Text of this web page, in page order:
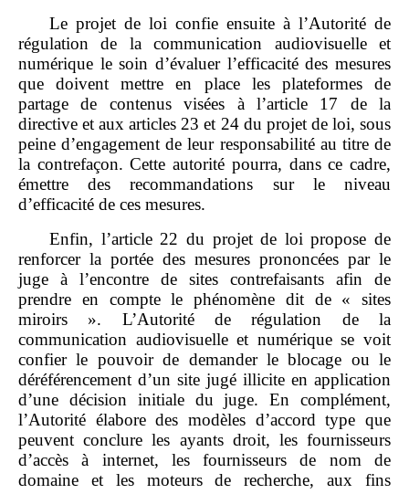
Le projet de loi confie ensuite à l’Autorité de
régulation de la communication audiovisuelle et
numérique le soin d’évaluer l’efficacité des mesures
que doivent mettre en place les plateformes de
partage de contenus visées à l’article
17 de la
directive et aux articles 23 et 24 du projet de loi, sous
peine d’engagement de leur responsabilité au titre de
la contrefaçon. Cette autorité pourra, dans ce cadre,
émettre des recommandations sur le niveau
d’efficacité de ces mesures.
Enfin, l’article 22 du projet de loi propose de
renforcer la portée des mesures prononcées par le
juge à l’encontre de sites contrefaisants afin de
prendre en compte le phénomène dit de « sites
miroirs ». L’Autorité de régulation de la
communication audiovisuelle et numérique se voit
confier le pouvoir de demander le blocage ou le
déréférencement d’un site jugé illicite en application
d’une décision initiale du juge. En complément,
l’Autorité élabore des modèles d’accord type que
peuvent conclure les ayants droit, les fournisseurs
d’accès à internet, les fournisseurs de nom de
domaine et les moteurs de recherche, aux fins